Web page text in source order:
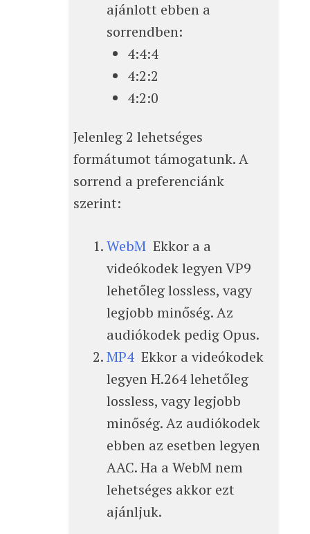
ajánlott ebben a
sorrendben:
4:4:4
4:2:2
4:2:0
Jelenleg 2 lehetséges
formátumot támogatunk. A
sorrend a preferenciánk
szerint:
WebM Ekkor a a
videókodek legyen VP9
lehetőleg lossless, vagy
legjobb minőség. Az
audiókodek pedig Opus.
MP4 Ekkor a videókodek
legyen H.264 lehetőleg
lossless, vagy legjobb
minőség. Az audiókodek
ebben az esetben legyen
AAC. Ha a WebM nem
lehetséges akkor ezt
ajánljuk.